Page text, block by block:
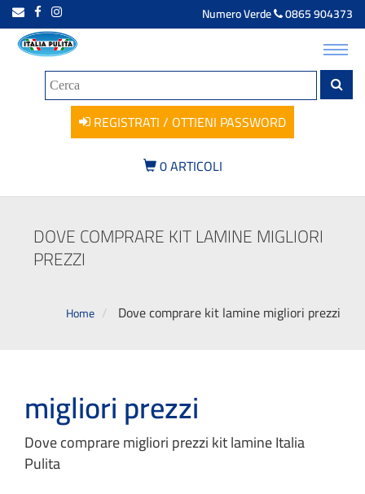
Numero Verde 0865 904373
REGISTRATI / OTTIENI PASSWORD
0ARTICOLI
DOVE COMPRARE KIT LAMINE MIGLIORI
PREZZI
Home Dove comprare kit lamine migliori prezzi
migliori prezzi
Dove comprare migliori prezzi kit lamine Italia
Pulita